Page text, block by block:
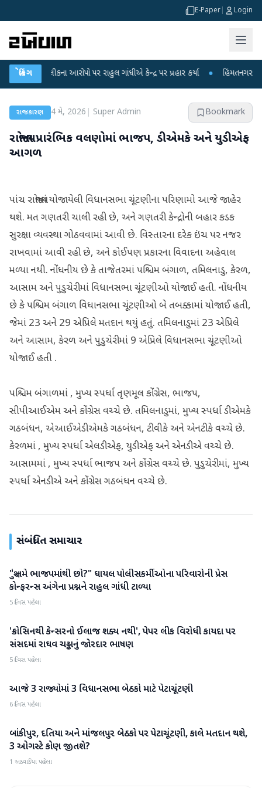
E-Paper Login
બ્રેકિંગ
લીકના આરોપો પર રાહુલ ગાંધીએ કેન્દ્ર પર પ્રહાર કર્યા ● હિંમતનગરમાં રહસ્યમય
રાજકારણ 4 મે, 2026 Super Admin Bookmark
રાજ્યોના પ્રારંભિક વલણોમાં ભાજપ, ડીએમકે અને યુડીએફ
આગળ
પાંચ રાજ્યોમાં યોજાયેલી વિધાનસભા ચૂંટણીના પરિણામો આજે જાહેર
થશે. મત ગણતરી ચાલી રહી છે, અને ગણતરી કેન્દ્રોની બહાર કડક
સુરક્ષા વ્યવસ્થા ગોઠવવામાં આવી છે. વિસ્તારના દરેક ઇંચ પર નજર
રાખવામાં આવી રહી છે, અને કોઈપણ પ્રકારના વિવાદના અહેવાલ
મળ્યા નથી. નોંધનીય છે કે તાજેતરમાં પશ્ચિમ બંગાળ, તમિલનાડુ, કેરળ,
આસામ અને પુડુચેરીમાં વિધાનસભા ચૂંટણીઓ યોજાઈ હતી. નોંધનીય
છે કે પશ્ચિમ બંગાળ વિધાનસભા ચૂંટણીઓ બે તબક્કામાં યોજાઈ હતી,
જેમાં 23 અને 29 એપ્રિલે મતદાન થયું હતું. તમિલનાડુમાં 23 એપ્રિલે
અને આસામ, કેરળ અને પુડુચેરીમાં 9 એપ્રિલે વિધાનસભા ચૂંટણીઓ
યોજાઈ હતી .
પશ્ચિમ બંગાળમાં , મુખ્ય સ્પર્ધા તૃણમૂલ કોંગ્રેસ, ભાજપ,
સીપીઆઈએમ અને કોંગ્રેસ વચ્ચે છે. તમિલનાડુમાં, મુખ્ય સ્પર્ધા ડીએમકે
ગઠબંધન, એઆઈએડીએમકે ગઠબંધન, ટીવીકે અને એનટીકે વચ્ચે છે.
કેરળમાં , મુખ્ય સ્પર્ધા એલડીએફ, યુડીએફ અને એનડીએ વચ્ચે છે.
આસામમાં , મુખ્ય સ્પર્ધા ભાજપ અને કોંગ્રેસ વચ્ચે છે. પુડુચેરીમાં, મુખ્ય
સ્પર્ધા એનડીએ અને કોંગ્રેસ ગઠબંધન વચ્ચે છે.
સંબંધિત સમાચાર
રાજકારણ
"શું તમે ભાજપમાંથી છો?" ઘાયલ પોલીસકર્મીઓના પરિવારોની પ્રેસ
કોન્ફરન્સ અંગેના પ્રશ્નને રાહુલ ગાંધી ટાળ્યા
5 દિવસ પહેલા
રાજકારણ
'ક્રોસિનથી કેન્સરનો ઈલાજ શક્ય નથી', પેપર લીક વિરોધી કાયદા પર
સંસદમાં રાઘવ ચઢ્ઢાનું જોરદાર ભાષણ
5 દિવસ પહેલા
રાજકારણ
આજે 3 રાજ્યોમાં 3 વિધાનસભા બેઠકો માટે પેટાચૂંટણી
6 દિવસ પહેલા
રાજકારણ
બાંકીપુર, દતિયા અને માંજલપુર બેઠકો પર પેટાચૂંટણી, કાલે મતદાન થશે,
3 ઓગસ્ટે કોણ જીતશે?
1 અઠવાડિયા પહેલા